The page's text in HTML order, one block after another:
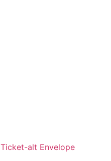
Ticket-alt Envelope